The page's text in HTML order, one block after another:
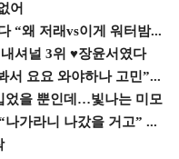
어
“왜 저래vs이게 워터밤...
셔널 3위 ♥장윤서였다
서 요요 와야하나 고민”...
었을 뿐인데…빛나는 미모
가라니 나갔을 거고” ...